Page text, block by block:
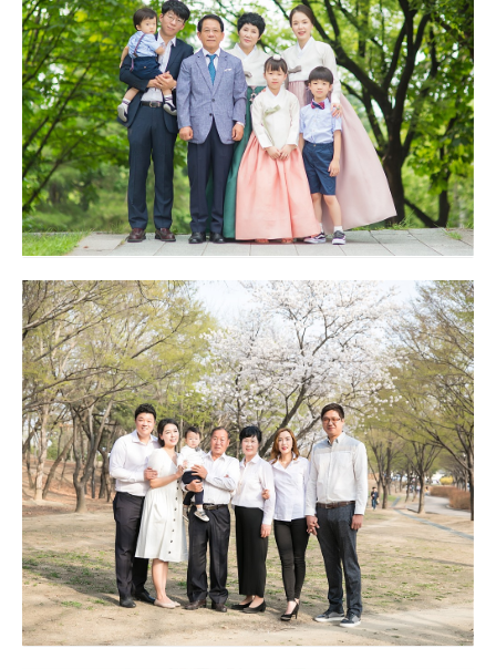
대구 칠순잔치 고희연 촬영 - 구미 칠순잔치
가족사진 출장촬영
대구 칠순잔치 고희연 촬영 - 인터불고호텔
칠순잔치 사진